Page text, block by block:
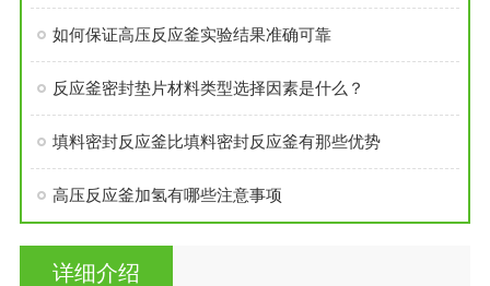
如何保证高压反应釜实验结果准确可靠
反应釜密封垫片材料类型选择因素是什么？
填料密封反应釜比填料密封反应釜有那些优势
高压反应釜加氢有哪些注意事项
详细介绍